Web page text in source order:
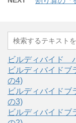
ビルディバイド
ビルディバイド
の4)
ビルディバイド
の3)
ビルディバイド